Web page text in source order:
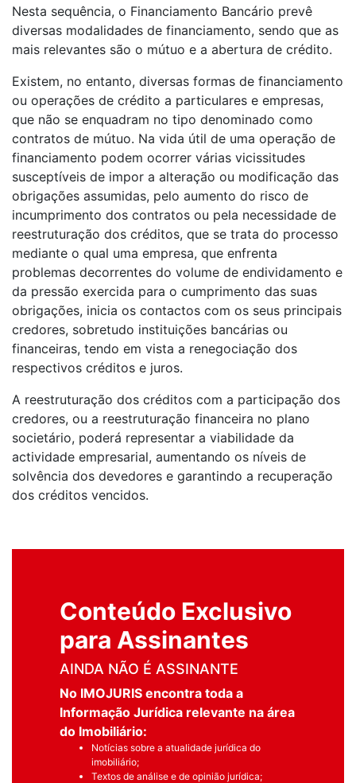
Nesta sequência, o Financiamento Bancário prevê
diversas modalidades de financiamento, sendo que as
mais relevantes são o mútuo e a abertura de crédito.
Existem, no entanto, diversas formas de financiamento
ou operações de crédito a particulares e empresas,
que não se enquadram no tipo denominado como
contratos de mútuo. Na vida útil de uma operação de
financiamento podem ocorrer várias vicissitudes
susceptíveis de impor a alteração ou modificação das
obrigações assumidas, pelo aumento do risco de
incumprimento dos contratos ou pela necessidade de
reestruturação dos créditos, que se trata do processo
mediante o qual uma empresa, que enfrenta
problemas decorrentes do volume de endividamento e
da pressão exercida para o cumprimento das suas
obrigações, inicia os contactos com os seus principais
credores, sobretudo instituições bancárias ou
financeiras, tendo em vista a renegociação dos
respectivos créditos e juros.
A reestruturação dos créditos com a participação dos
credores, ou a reestruturação financeira no plano
societário, poderá representar a viabilidade da
actividade empresarial, aumentando os níveis de
solvência dos devedores e garantindo a recuperação
dos créditos vencidos.
Conteúdo Exclusivo
para Assinantes
AINDA NÃO É ASSINANTE
No IMOJURIS encontra toda a
Informação Jurídica relevante na área
do Imobiliário:
Notícias sobre a atualidade jurídica do
imobiliário;
Textos de análise e de opinião jurídica;